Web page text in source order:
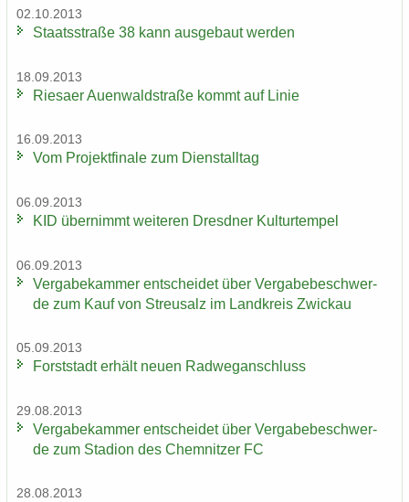
02.10.2013
Staats­stra­ße 38 kann aus­ge­baut wer­den
18.09.2013
Rie­sa­er Au­en­wald­stra­ße kommt auf Linie
16.09.2013
Vom Pro­jekt­fi­na­le zum Dienst­all­tag
06.09.2013
KID über­nimmt wei­te­ren Dresd­ner Kul­tur­tem­pel
06.09.2013
Ver­ga­be­kam­mer ent­schei­det über Ver­ga­be­be­schwer­
de zum Kauf von Streu­salz im Land­kreis Zwi­ckau
05.09.2013
Forst­stadt er­hält neuen Rad­weg­an­schluss
29.08.2013
Ver­ga­be­kam­mer ent­schei­det über Ver­ga­be­be­schwer­
de zum Sta­di­on des Chem­nit­zer FC
28.08.2013